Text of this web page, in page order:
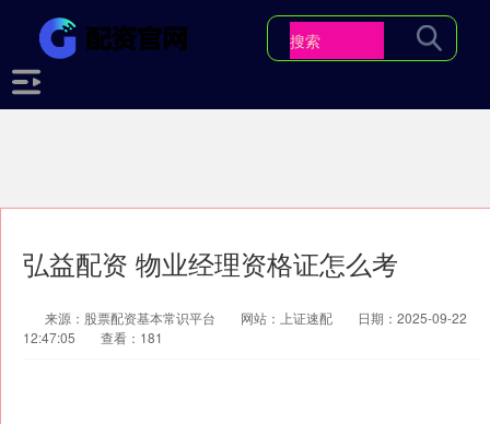
弘益配资 物业经理资格证怎么考
来源：股票配资基本常识平台 网站：上证速配
日期：2025-09-22
12:47:05
查看：181